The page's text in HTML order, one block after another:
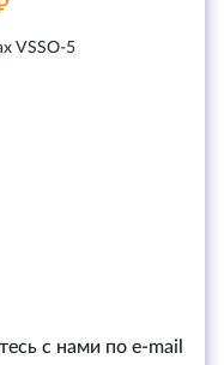
VSSO-5
с нами по e-mail